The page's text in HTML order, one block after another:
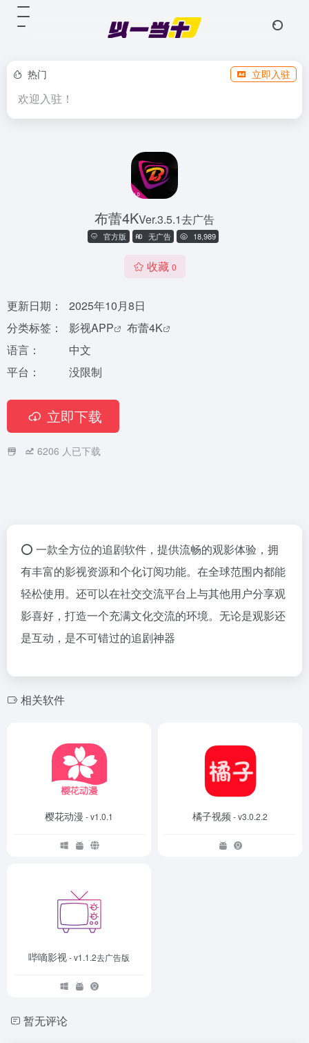
热门 立即入驻
欢迎入驻！
布蕾4KVer.3.5.1去广告
官方版 无广告 18,989
收藏 0
更新日期：
2025年10月8日
分类标签：
影视APP
布蕾4K
语言：
中文
平台：
没限制
立即下载
6206 人已下载
⭕️ 一款全方位的追剧软件，提供流畅的观影体验，拥
有丰富的影视资源和个化订阅功能。在全球范围内都能
轻松使用。还可以在社交交流平台上与其他用户分享观
影喜好，打造一个充满文化交流的环境。无论是观影还
是互动，是不可错过的追剧神器
相关软件
樱花动漫 - v1.0.1 橘子视频 - v3.0.2.2
哔嘀影视- v1.1.2去广告版
暂无评论